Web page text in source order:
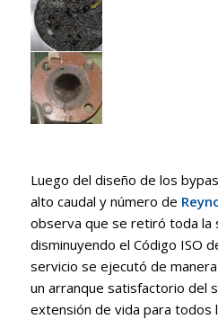
Luego del diseño de los
alto caudal y número de
observa que se retiró toda la
disminuyendo el Código ISO
servicio se ejecutó de
un arranque satisfactorio del
extensión de vida para todos